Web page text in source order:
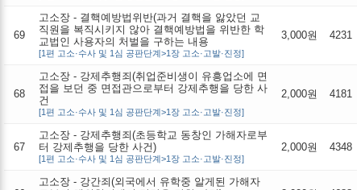
69
고소장 - 결핵예방법위반(과거 결핵을 앓았던 교
직원을 복직시키지 않아 결핵예방법을 위반한 학
교법인 사용자의 처벌을 구하는 내용
[1편 고소·수사 및 1심 공판단계>1장 고소·고발·진정]
3,000원 4231
68
고소장 - 강제추행죄(취업준비생이 유흥업소에 면
접을 보던 중 면접관으로부터 강제추행을 당한 사
건
[1편 고소·수사 및 1심 공판단계>1장 고소·고발·진정]
2,000원 4181
67
고소장 - 강제추행죄(초등학교 동창인 가해자로부
터 강제추행을 당한 사건)
[1편 고소·수사 및 1심 공판단계>1장 고소·고발·진정]
2,000원 4348
고소장 - 강간죄(외국에서 유학중 알게된 가해자